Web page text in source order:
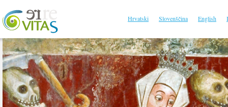
Hrvatski Slovenščina English